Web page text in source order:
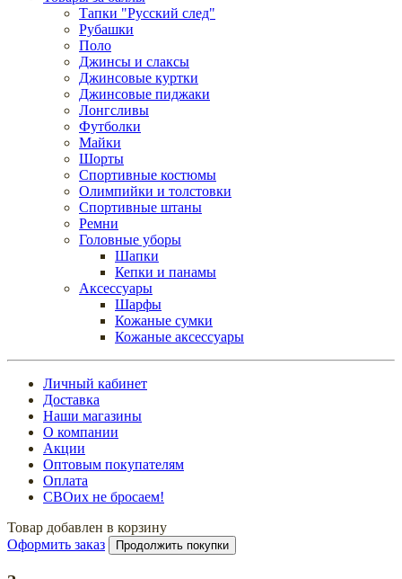
Тапки "Русский след"
Рубашки
Поло
Джинсы и слаксы
Джинсовые куртки
Джинсовые пиджаки
Лонгсливы
Футболки
Майки
Шорты
Спортивные костюмы
Олимпийки и толстовки
Спортивные штаны
Ремни
Головные уборы
Шапки
Кепки и панамы
Аксессуары
Шарфы
Кожаные сумки
Кожаные аксессуары
Личный кабинет
Доставка
Наши магазины
О компании
Акции
Оптовым покупателям
Оплата
СВОих не бросаем!
Товар добавлен в корзину
Оформить заказ
Продолжить покупки